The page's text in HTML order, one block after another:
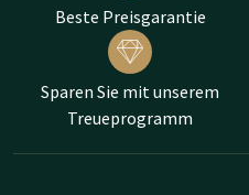
Beste Preisgarantie
Sparen Sie mit unserem
Treueprogramm